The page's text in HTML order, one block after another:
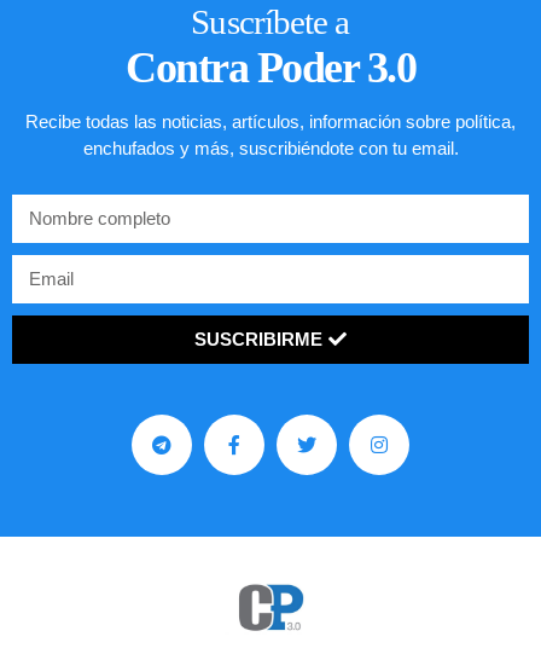
Suscríbete a
Contra Poder 3.0
Recibe todas las noticias, artículos, información sobre política,
enchufados y más, suscribiéndote con tu email.
SUSCRIBIRME